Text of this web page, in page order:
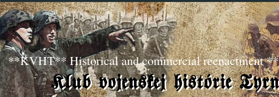
**KVHT** Historical and commercial reenactment **